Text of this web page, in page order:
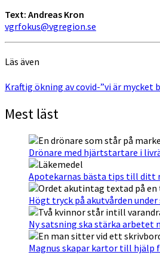
Text: Andreas Kron
vgrfokus@vgregion.se
Läs även
Kraftig ökning av covid-”vi är mycket
Mest läst
Drönare med hjärtstartare i
Apotekarnas bästa tips till ditt
Högt tryck på akutvården under
Ny satsning ska stärka arbetet
Magnus skapar kartor till hjälp